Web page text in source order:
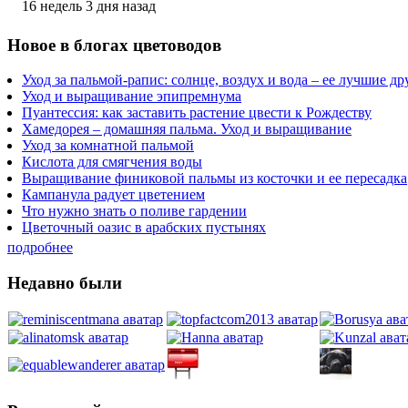
16 недель 3 дня назад
Новое в блогах цветоводов
Уход за пальмой-рапис: солнце, воздух и вода – ее лучшие
Уход и выращивание эпипремнума
Пуантессия: как заставить растение цвести к Рождеству
Хамедорея – домашняя пальма. Уход и выращивание
Уход за комнатной пальмой
Кислота для смягчения воды
Выращивание финиковой пальмы из косточки и ее пересадка
Кампанула радует цветением
Что нужно знать о поливе гардении
Цветочный оазис в арабских пустынях
подробнее
Недавно были